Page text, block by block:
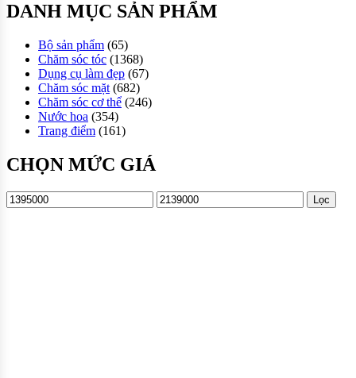
DANH MỤC SẢN PHẨM
Bộ sản phẩm (65)
Chăm sóc tóc (1368)
Dụng cụ làm đẹp (67)
Chăm sóc mặt (682)
Chăm sóc cơ thể (246)
Nước hoa (354)
Trang điểm (161)
CHỌN MỨC GIÁ
Lọc